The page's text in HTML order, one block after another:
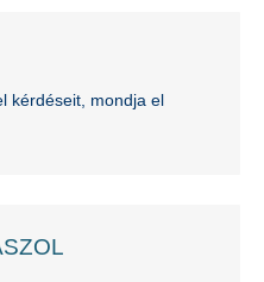
kérdéseit, mondja el